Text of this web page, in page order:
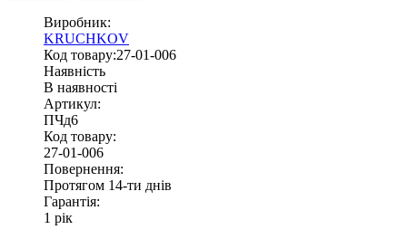
Виробник:
KRUCHKOV
Код товару:27-01-006
Наявність
В наявності
Артикул:
ПЧд6
Код товару:
27-01-006
Повернення:
Протягом 14-ти днів
Гарантія:
1 рік